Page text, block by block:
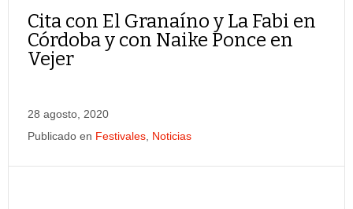
Cita con El Granaíno y La Fabi en
Córdoba y con Naike Ponce en
Vejer
28 agosto, 2020
Publicado en Festivales Noticias